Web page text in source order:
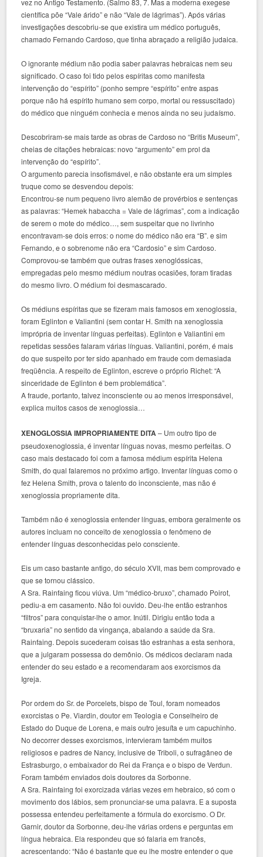
vez no Antigo Testamento. (Salmo 83, 7. Mas a moderna exegese
científica põe “Vale árido” e não “Vale de lágrimas”). Após várias
investigações descobriu-se que existira um médico português,
chamado Fernando Cardoso, que tinha abraçado a religião judaica.
O ignorante médium não podia saber palavras hebraicas nem seu
significado. O caso foi tido pelos espíritas como manifesta
intervenção do “espírito” (ponho sempre “espírito” entre aspas
porque não há espírito humano sem corpo, mortal ou ressuscitado)
do médico que ninguém conhecia e menos ainda no seu judaísmo.
Descobriram-se mais tarde as obras de Cardoso no “Britis Museum”,
cheias de citações hebraicas: novo “argumento” em prol da
intervenção do “espírito”.
O argumento parecia insofismável, e não obstante era um simples
truque como se desvendou depois:
Encontrou-se num pequeno livro alemão de provérbios e sentenças
as palavras: “Hemek habaccha = Vale de lágrimas”, com a indicação
de serem o mote do médico…, sem suspeitar que no livrinho
encontravam-se dois erros: o nome do médico não era “B”. e sim
Fernando, e o sobrenome não era “Cardosio” e sim Cardoso.
Comprovou-se também que outras frases xenoglóssicas,
empregadas pelo mesmo médium noutras ocasiões, foram tiradas
do mesmo livro. O médium foi desmascarado.
Os médiuns espíritas que se fizeram mais famosos em xenoglossia,
foram Eglinton e Valiantini (sem contar H. Smith na xenoglossia
imprópria de inventar línguas perfeitas). Eglinton e Valiantini em
repetidas sessões falaram várias línguas. Valiantini, porém, é mais
do que suspeito por ter sido apanhado em fraude com demasiada
freqüência. A respeito de Eglinton, escreve o próprio Richet: “A
sinceridade de Eglinton é bem problemática”.
A fraude, portanto, talvez inconsciente ou ao menos irresponsável,
explica muitos casos de xenoglossia…
XENOGLOSSIA IMPROPRIAMENTE DITA– Um outro tipo de
pseudoxenoglossia, é inventar línguas novas, mesmo perfeitas. O
caso mais destacado foi com a famosa médium espírita Helena
Smith, do qual falaremos no próximo artigo. Inventar línguas como o
fez Helena Smith, prova o talento do inconsciente, mas não é
xenoglossia propriamente dita.
Também não é xenoglossia entender línguas, embora geralmente os
autores incluam no conceito de xenoglossia o fenômeno de
entender línguas desconhecidas pelo consciente.
Eis um caso bastante antigo, do século XVII, mas bem comprovado e
que se tornou clássico.
A Sra. Rainfaing ficou viúva. Um “médico-bruxo”, chamado Poirot,
pediu-a em casamento. Não foi ouvido. Deu-lhe então estranhos
“filtros” para conquistar-lhe o amor. Inútil. Dirigiu então toda a
“bruxaria” no sentido da vingança, abalando a saúde da Sra.
Rainfaing. Depois sucederam coisas tão estranhas a esta senhora,
que a julgaram possessa do demônio. Os médicos declaram nada
entender do seu estado e a recomendaram aos exorcismos da
Igreja.
Por ordem do Sr. de Porcelets, bispo de Toul, foram nomeados
exorcistas o Pe. Viardin, doutor em Teologia e Conselheiro de
Estado do Duque de Lorena, e mais outro jesuíta e um capuchinho.
No decorrer desses exorcismos, intervieram também muitos
religiosos e padres de Nancy, inclusive de Triboli, o sufragâneo de
Estrasburgo, o embaixador do Rei da França e o bispo de Verdun.
Foram também enviados dois doutores da Sorbonne.
A Sra. Rainfaing foi exorcizada várias vezes em hebraico, só com o
movimento dos lábios, sem pronunciar-se uma palavra. E a suposta
possessa entendeu perfeitamente a fórmula do exorcismo. O Dr.
Garnir, doutor da Sorbonne, deu-lhe várias ordens e perguntas em
língua hebraica. Ela respondeu que só falaria em francês,
acrescentando: “Não é bastante que eu lhe mostre entender o que